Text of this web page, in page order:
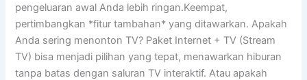
pengeluaran awal Anda lebih ringan.Keempat,
pertimbangkan *fitur tambahan* yang ditawarkan. Apakah
Anda sering menonton TV? Paket Internet + TV (Stream
TV) bisa menjadi pilihan yang tepat, menawarkan hiburan
tanpa batas dengan saluran TV interaktif. Atau apakah